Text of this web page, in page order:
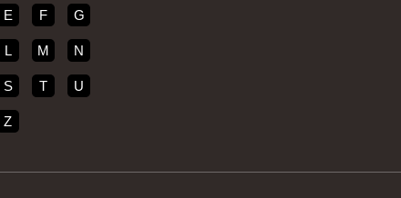
E F G
L M N
S T U
Z